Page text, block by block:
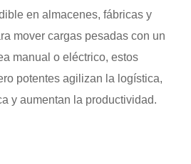
en almacenes, fábricas y
mover cargas pesadas con un
manual o eléctrico, estos
potentes agilizan la logística,
y aumentan la productividad.